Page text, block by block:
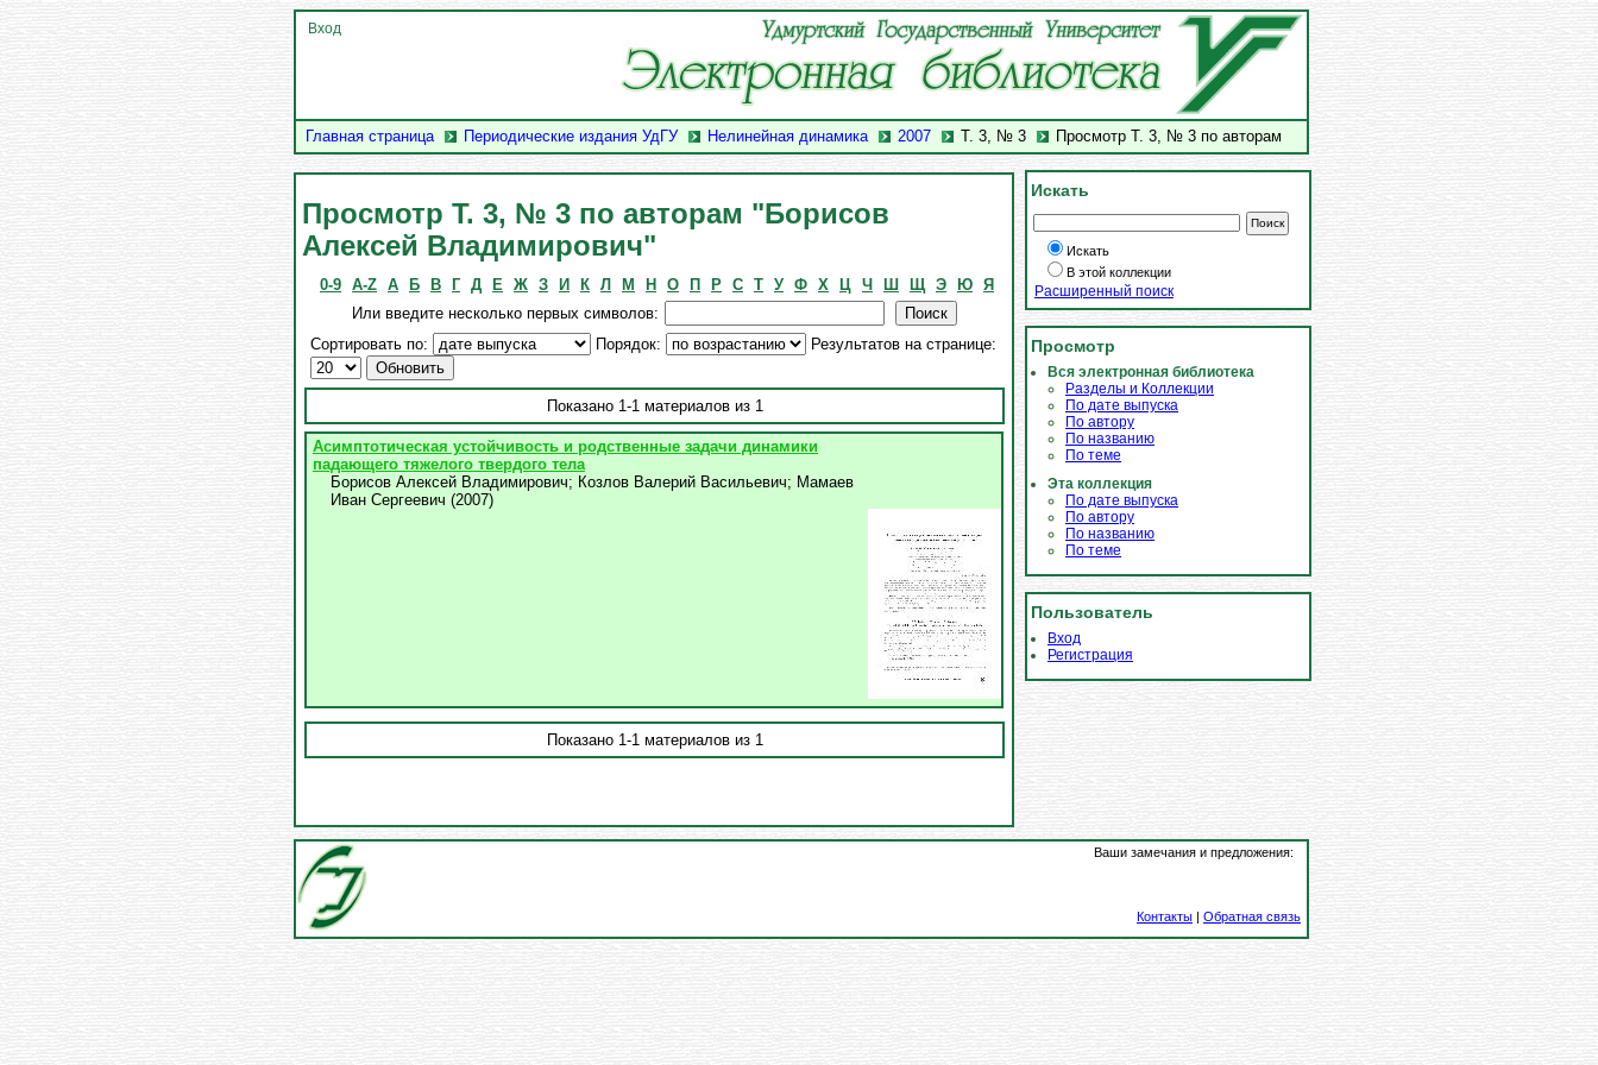
Главная страница Периодические издания УдГУ Нелинейная динамика 2007 Т. 3, № 3 Просмотр Т. 3, № 3 по авторам
Вход
Просмотр Т. 3, № 3 по авторам "Борисов
Алексей Владимирович"
0-9 A-Z А Б В Г Д Е Ж З И К Л М Н О П Р С Т У Ф Х Ц Ч Ш Щ Э Ю Я
Или введите несколько первых символов:
Сортировать по:
Порядок: Результатов на странице:
Показано 1-1 материалов из 1
Асимптотическая устойчивость и родственные задачи динамики
падающего тяжелого твердого тела
Борисов Алексей Владимирович; Козлов Валерий Васильевич; Мамаев
Иван Сергеевич (2007)
Показано 1-1 материалов из 1
Искать
Искать
В этой коллекции
Расширенный поиск
Просмотр
Вся электронная библиотека
Разделы и Коллекции
По дате выпуска
По автору
По названию
По теме
Эта коллекция
По дате выпуска
По автору
По названию
По теме
Пользователь
Вход
Регистрация
Ваши замечания и предложения:
Контакты | Обратная связь